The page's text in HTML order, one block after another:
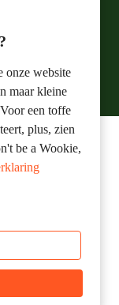
bureau.
onze website
maar kleine
een toffe
plus, zien
be a Wookie,